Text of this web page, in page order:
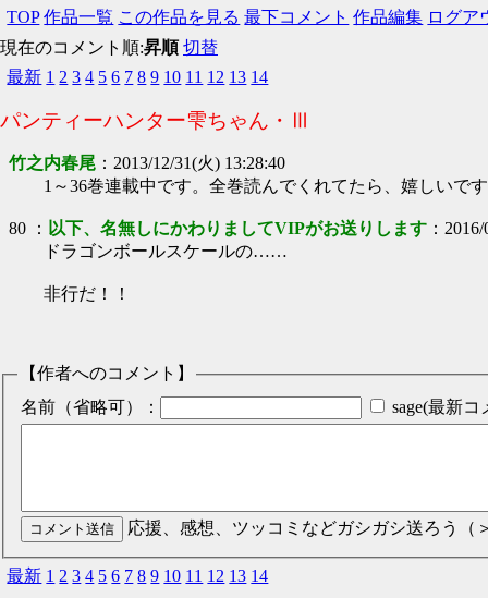
TOP 作品一覧 この作品を見る 最下コメント 作品編集 ログア
現在のコメント順:昇順 切替
最新 1 2 3 4 5 6 7 8 9 10 11 12 13 14
パンティーハンター雫ちゃん・Ⅲ
竹之内春尾 ： 2013/12/31(火) 13:28:40
1～36巻連載中です。全巻読んでくれてたら、嬉しいで
80 ： 以下、名無しにかわりましてVIPがお送りします ：
ドラゴンボールスケールの……
非行だ！！
【作者へのコメント】
名前（省略可）：
sage(最新
応援、感想、ツッコミなどガシガシ送ろう（
最新 1 2 3 4 5 6 7 8 9 10 11 12 13 14